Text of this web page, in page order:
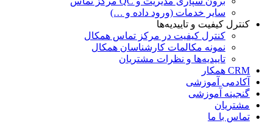
سایر خدمات (ورود داده و …)
کنترل کیفیت و تاییدیه‌ها
کنترل کیفیت در مرکز تماس همکال
نمونه مکالمات کارشناسان همکال
تاییدیه‌ها و نظرات مشتریان
CRM همکار
آکادمی آموزشی
گنجینه آموزشی
مشتریان
تماس با ما